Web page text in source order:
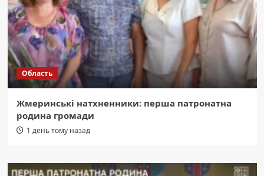
Область
Жмеринські натхненники: перша патронатна
родина громади
1 день тому назад